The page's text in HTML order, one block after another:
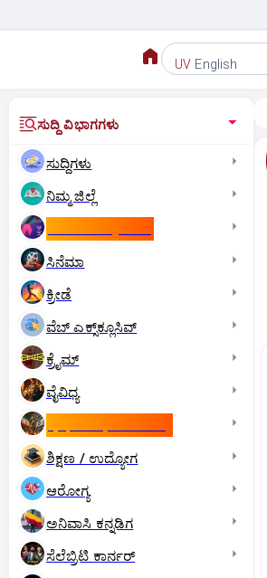
UV English
ಸುದ್ದಿ ವಿಭಾಗಗಳು
ಸುದ್ದಿಗಳು
ನಿಮ್ಮ ಜಿಲ್ಲೆ
ಸಿನೆಮಾ
ಕ್ರೀಡೆ
ವೆಬ್ ಎಕ್ಸ್‌ಕ್ಲೂಸಿವ್
ಕ್ರೈಮ್
ವೈವಿಧ್ಯ
ಶಿಕ್ಷಣ / ಉದ್ಯೋಗ
ಆರೋಗ್ಯ
ಅನಿವಾಸಿ ಕನ್ನಡಿಗ
ಸೆಲೆಬ್ರಿಟಿ ಕಾರ್ನರ್‌